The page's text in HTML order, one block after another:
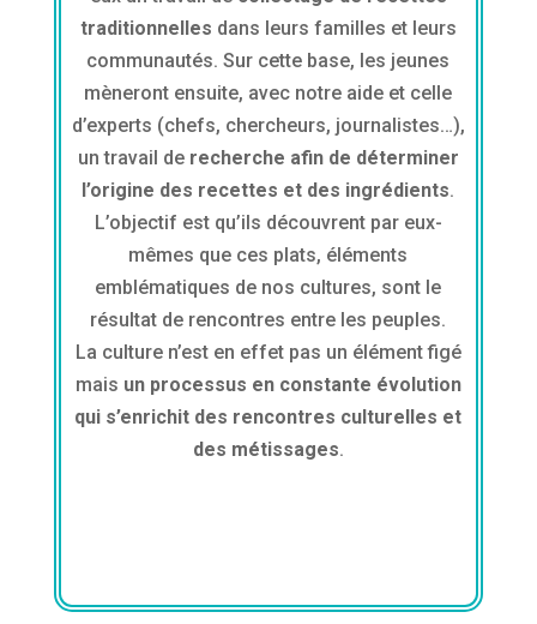
traditionnelles dans leurs familles et leurs
communautés. Sur cette base, les jeunes
mèneront ensuite, avec notre aide et celle
d’experts (chefs, chercheurs, journalistes…),
un travail de recherche afin de déterminer
l’origine des recettes et des ingrédients.
L’objectif est qu’ils découvrent par eux-
mêmes que ces plats, éléments
emblématiques de nos cultures, sont le
résultat de rencontres entre les peuples.
La culture n’est en effet pas un élément figé
mais un processus en constante évolution
qui s’enrichit des rencontres culturelles et
des métissages.